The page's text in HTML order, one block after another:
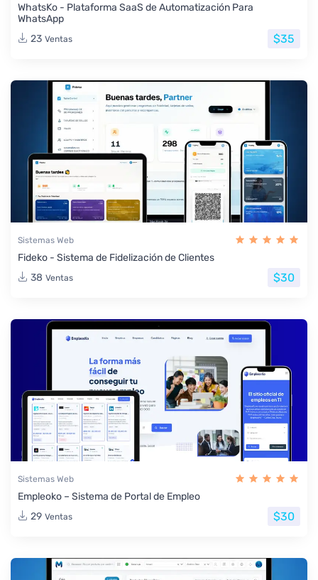
WhatsKo - Plataforma SaaS de Automatización Para
WhatsApp
23 Ventas $35
Sistemas Web
Fideko - Sistema de Fidelización de Clientes
38 Ventas $30
Sistemas Web
Empleoko – Sistema de Portal de Empleo
29 Ventas $30